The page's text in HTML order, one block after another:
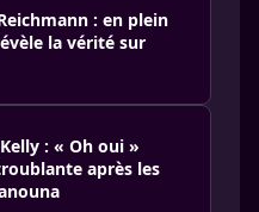
: en plein
la vérité sur
: « Oh oui »
après les